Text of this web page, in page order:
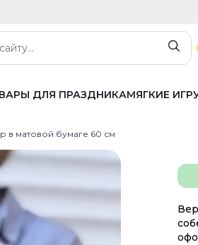
ДЛЯ ПРАЗДНИКАМЯГКИЕ
в матовой бумаге 60 см